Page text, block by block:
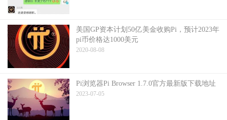
美国GP资本计划50亿美金收购Pi，预计2023年
pi币价格达1000美元
2020-08-08
Pi浏览器Pi Browser 1.7.0官方最新版下载地址
2023-07-05